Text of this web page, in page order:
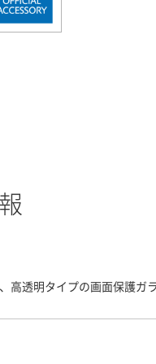
高透明タイプの画面保護ガ